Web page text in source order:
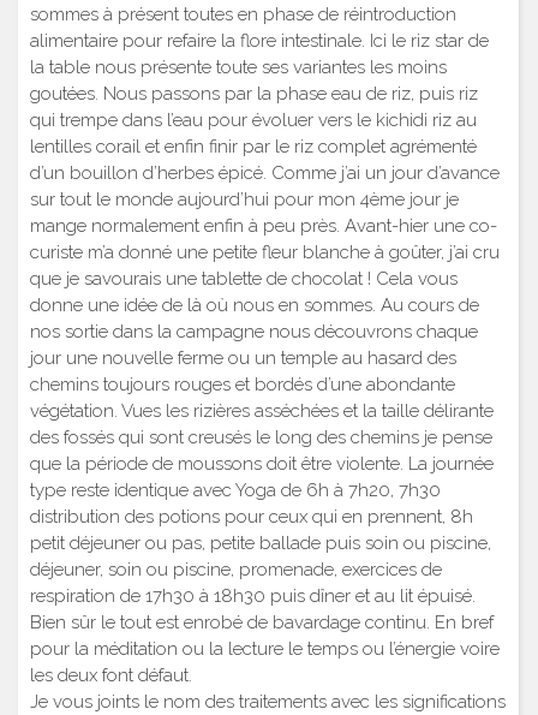
sommes à présent toutes en phase de réintroduction
alimentaire pour refaire la flore intestinale. Ici le riz star de
la table nous présente toute ses variantes les moins
goutées. Nous passons par la phase eau de riz, puis riz
qui trempe dans l’eau pour évoluer vers le kichidi riz au
lentilles corail et enfin finir par le riz complet agrémenté
d’un bouillon d’herbes épicé. Comme j’ai un jour d’avance
sur tout le monde aujourd’hui pour mon 4ème jour je
mange normalement enfin à peu près. Avant-hier une co-
curiste m’a donné une petite fleur blanche à goûter, j’ai cru
que je savourais une tablette de chocolat ! Cela vous
donne une idée de là où nous en sommes. Au cours de
nos sortie dans la campagne nous découvrons chaque
jour une nouvelle ferme ou un temple au hasard des
chemins toujours rouges et bordés d’une abondante
végétation. Vues les rizières asséchées et la taille délirante
des fossés qui sont creusés le long des chemins je pense
que la période de moussons doit être violente. La journée
type reste identique avec Yoga de 6h à 7h20, 7h30
distribution des potions pour ceux qui en prennent, 8h
petit déjeuner ou pas, petite ballade puis soin ou piscine,
déjeuner, soin ou piscine, promenade, exercices de
respiration de 17h30 à 18h30 puis dîner et au lit épuisé.
Bien sûr le tout est enrobé de bavardage continu. En bref
pour la méditation ou la lecture le temps ou l’énergie voire
les deux font défaut.
Je vous joints le nom des traitements avec les significations